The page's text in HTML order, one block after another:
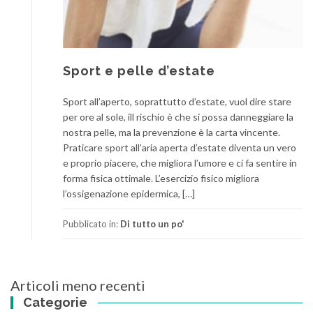
Sport e pelle d’estate
Sport all’aperto, soprattutto d’estate, vuol dire stare
per ore al sole, ill rischio è che si possa danneggiare la
nostra pelle, ma la prevenzione è la carta vincente.
Praticare sport all’aria aperta d’estate diventa un vero
e proprio piacere, che migliora l’umore e ci fa sentire in
forma fisica ottimale. L’esercizio fisico migliora
l’ossigenazione epidermica, […]
Pubblicato in: Di tutto un po'
Navigazione
articoli
Articoli meno recenti
Categorie